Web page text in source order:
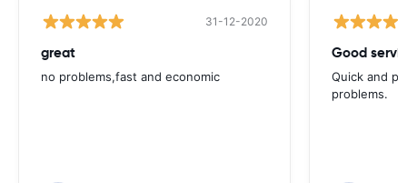
31-12-2020
great
no problems,fast and economic
Good
Quick and
problems.